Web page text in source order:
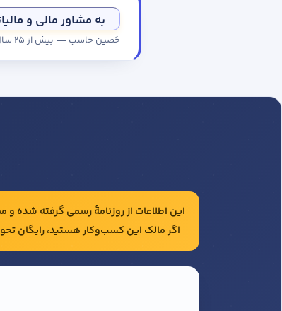
به مشاور مالی و
حَصین حاسب — بیش از ۲۵ سال تجربه در حسابداری و مالیات شرکت‌ها
این اطلاعات از روزنامهٔ رسمی گرفته شده
اگر مالک این کسب‌وکار هستید، رایگان